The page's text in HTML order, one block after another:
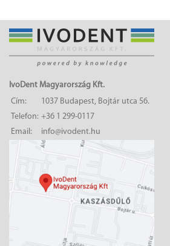
IvoDent Magyarország Kft.
Cím:
1037 Budapest, Bojtár utca 56.
Telefon: +36 1 299-0117
Email:
info@ivodent.hu